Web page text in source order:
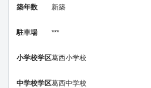
築年数 新築
駐車場 ***
小学校学区葛西小学校
中学校学区葛西中学校